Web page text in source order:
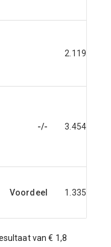
2.119
-/- 3.454
Voordeel 1.335
van € 1,8